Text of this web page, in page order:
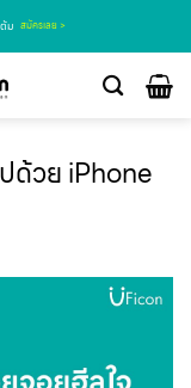
ม สมัครเลย >
ด้วย iPhone